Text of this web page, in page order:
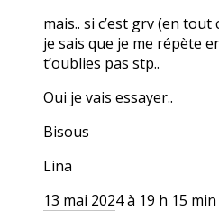
mais.. si c’est grv (en
je sais que je me répète
t’oublies pas stp..
Oui je vais essayer..
Bisous
Lina
13 mai 2024 à 19 h 15 min